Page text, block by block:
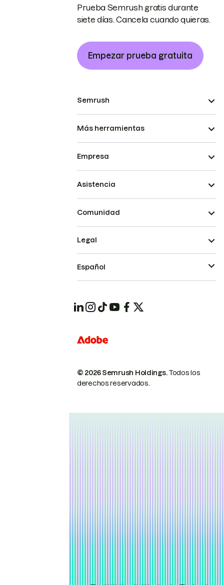
Prueba Semrush gratis durante
siete días. Cancela cuando quieras.
Empezar prueba gratuita
Semrush
Más herramientas
Empresa
Asistencia
Comunidad
© 2026 Semrush Holdings.Todos los
derechos reservados.
Legal
Español